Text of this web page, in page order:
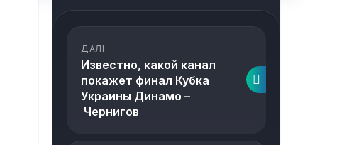
ДАЛІ
Известно, какой канал
покажет финал Кубка
Украины Динамо –
Чернигов